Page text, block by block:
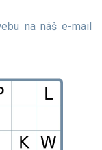
na náš e-mail